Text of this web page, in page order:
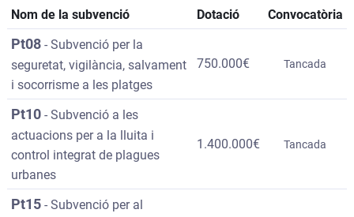
Nom de la subvenció Dotació Convocatòria
Pt08- Subvenció per la
seguretat, vigilància, salvament
i socorrisme a les platges
750.000€ Tancada
Pt10- Subvenció a les
actuacions per a la lluita i
control integrat de plagues
urbanes
1.400.000€ Tancada
Pt15- Subvenció per al